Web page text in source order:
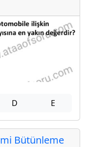
D E
Bütünleme